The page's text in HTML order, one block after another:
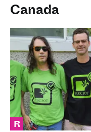
Canada
R